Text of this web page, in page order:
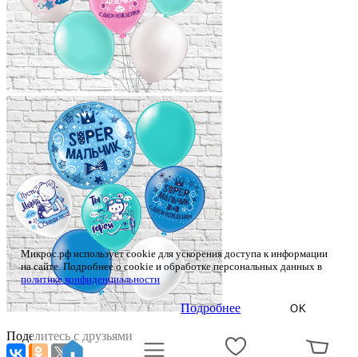
Поделитесь с друзьями
Микрос.рф использует cookie для ускорения доступа к информации
на сайте. Подробнее о cookie и обработке персональных данных в
политике конфиденциальности
Подробнее OK